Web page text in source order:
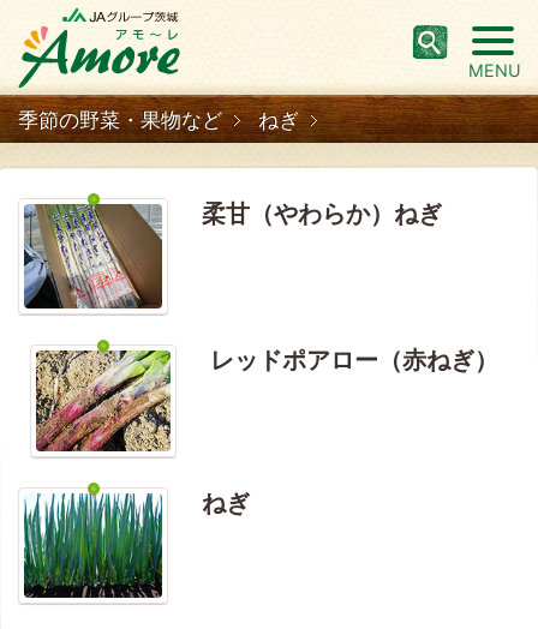
MENU
季節の野菜・果物など ねぎ
柔甘（やわらか）ねぎ
レッドポアロー（赤ねぎ）
ねぎ